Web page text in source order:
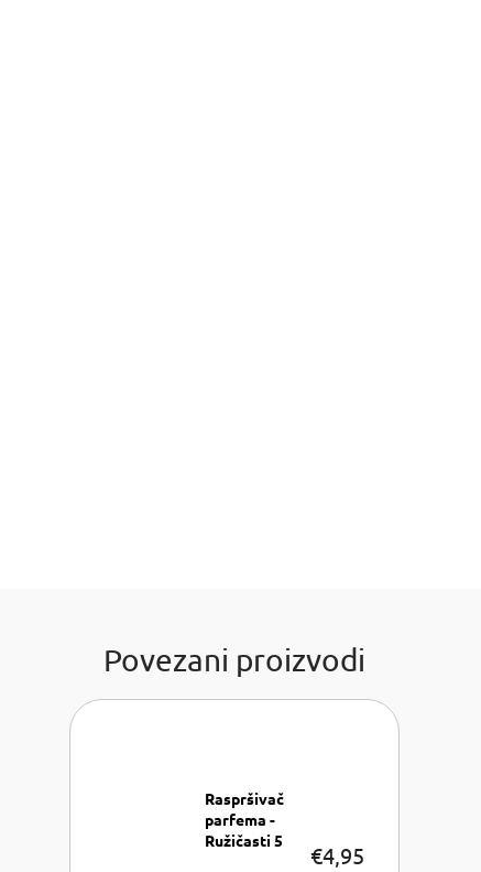
Povezani proizvodi
Raspršivač
parfema -
Ružičasti 5
€4,95